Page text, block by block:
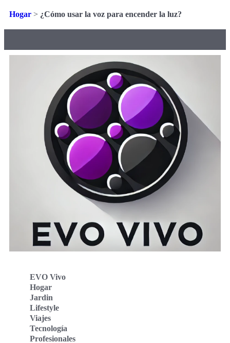
Hogar > ¿Cómo usar la voz para encender la luz?
EVO Vivo
Hogar
Jardin
Lifestyle
Viajes
Tecnología
Profesionales